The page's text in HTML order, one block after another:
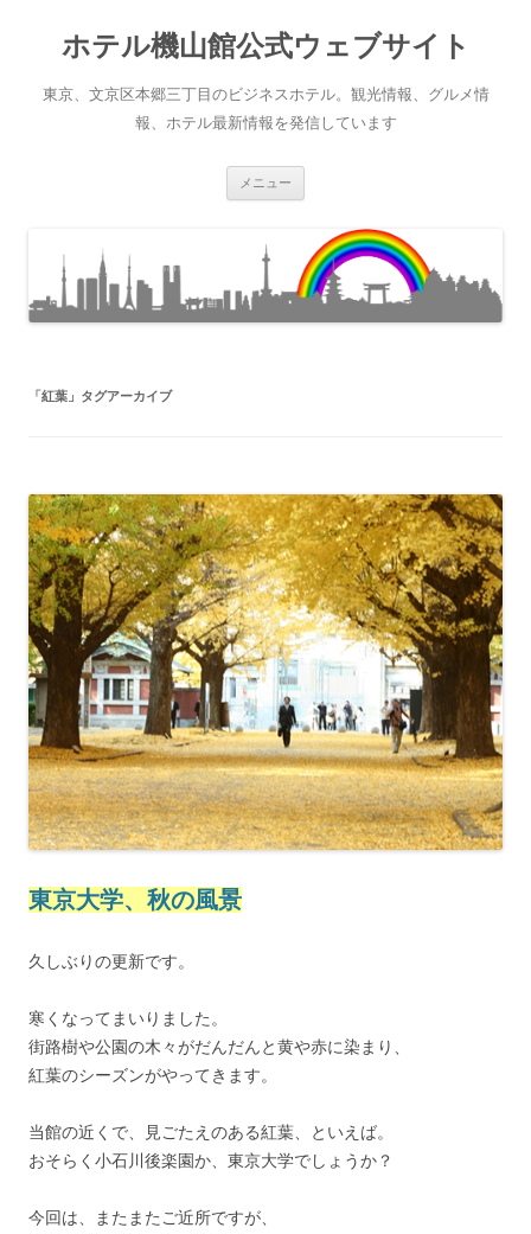
ホテル機山館公式ウェブサイト
東京、文京区本郷三丁目のビジネスホテル。観光情報、グルメ情
報、ホテル最新情報を発信しています
メニュー
へ
ス
キ
プ
「紅葉 」タグアーカイブ
東京大学、秋の風景
久しぶりの更新です。
寒くなってまいりました。
街路樹や公園の木々がだんだんと黄や赤に染まり、
紅葉のシーズンがやってきます。
当館の近くで、見ごたえのある紅葉、といえば。
おそらく小石川後楽園か、東京大学でしょうか？
今回は、またまたご近所ですが、